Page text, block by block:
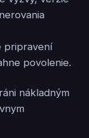
povolenie.
nákladným